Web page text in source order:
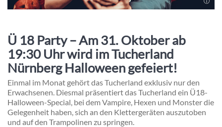
Ü 18 Party – Am 31. Oktober ab
19:30 Uhr wird im Tucherland
Nürnberg Halloween gefeiert!
Einmal im Monat gehört das Tucherland exklusiv nur den
Erwachsenen. Diesmal präsentiert das Tucherland ein Ü18-
Halloween-Special, bei dem Vampire, Hexen und Monster die
Gelegenheit haben, sich an den Klettergeräten auszutoben
und auf den Trampolinen zu springen.